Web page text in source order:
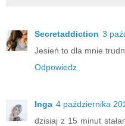
Secretaddiction 3
Jesień to dla mnie
Odpowiedz
Inga 4 października
dzisiaj z 15 minut